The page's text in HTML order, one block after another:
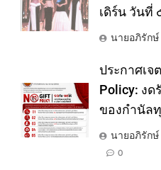
เดิร์น วันที่
นายอภิรัก
ประกาศเ
Policy: งด
ของกำนัล
นายอภิรัก
0